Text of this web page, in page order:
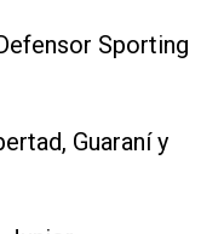
Sporting
Guaraní y